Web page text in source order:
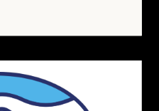
os destaques:
é um clássico que
quem busca um visual